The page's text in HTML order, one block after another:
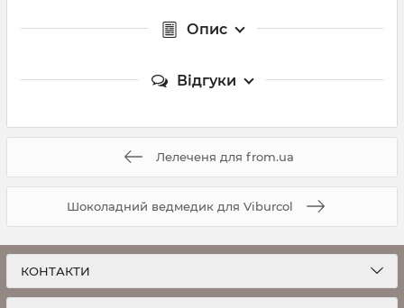
Опис
Відгуки
Лелеченя для from.ua
Шоколадний ведмедик для Viburcol
КОНТАКТИ